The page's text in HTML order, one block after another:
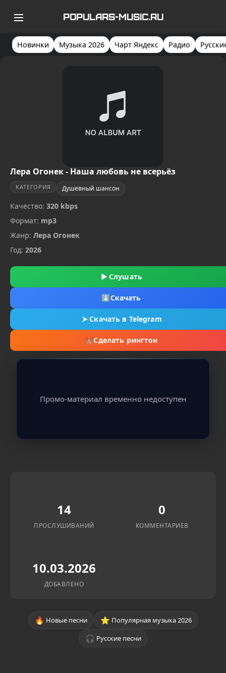
POPULARS-MUSIC.RU
Новинки Музыка 2026 Чарт Яндекс Радио
Лера Огонек - Наша любовь не всерьёз
КАТЕГОРИЯ Душевный шансон
Качество: 320 kbps
Формат: mp3
Жанр: Лера Огонек
Год: 2026
▶ Слушать
⬇Скачать
➤Скачать в Telegram
✂Сделать рингтон
Промо-материал временно недоступен
14
ПРОСЛУШИВАНИЙ
0
КОММЕНТАРИЕВ
10.03.2026
ДОБАВЛЕНО
🔥 Новые песни ⭐ Популярная музыка 2026
🎧 Русские песни